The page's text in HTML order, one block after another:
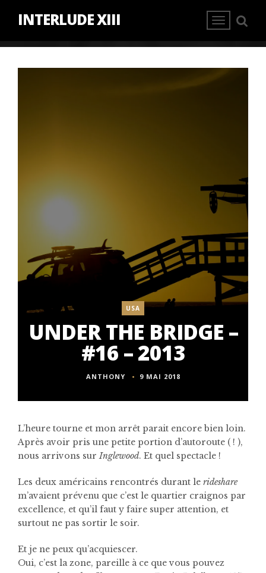
INTERLUDE XIII
USA
UNDER THE BRIDGE –
#16 – 2013
ANTHONY 9 MAI 2018
L’heure tourne et mon arrêt parait encore bien loin.
Après avoir pris une petite portion d’autoroute ( ! ),
nous arrivons surInglewood. Et quel spectacle !
Les deux américains rencontrés durant le rideshare
m’avaient prévenu que c’est le quartier craignos par
excellence, et qu’il faut y faire super attention, et
surtout ne pas sortir le soir.
Et je ne peux qu’acquiescer.
Oui, c’est la zone, pareille à ce que vous pouvez